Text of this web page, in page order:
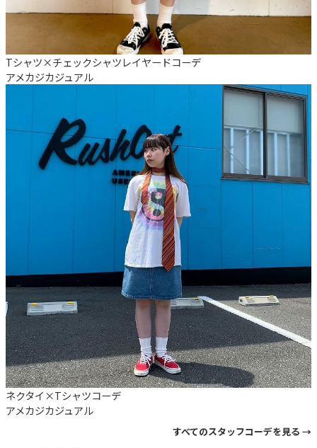
Tシャツ×チェックシャツレイヤードコーデ
アメカジカジュアル
ネクタイ×Tシャツコーデ
アメカジカジュアル
すべてのスタッフコーデを見る →